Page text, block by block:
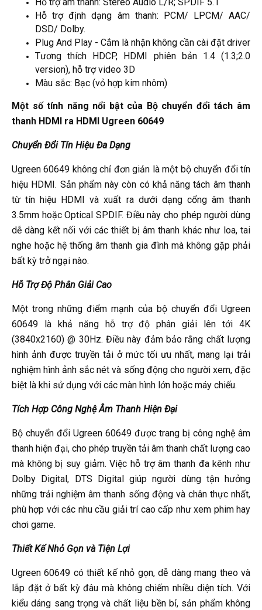
Hỗ trợ định dạng âm thanh: PCM/ LPCM/ AAC/
DSD/ Dolby.
Plug And Play - Cắm là nhận không cần cài đặt driver
Tương thích HDCP, HDMI phiên bản 1.4 (1.3;2.0
version), hỗ trợ video 3D
Màu sắc: Bạc (vỏ hợp kim nhôm)
Một số tính năng nổi bật của Bộ chuyển đổi tách âm
thanh HDMI ra HDMI Ugreen 60649
Chuyển Đổi Tín Hiệu Đa Dạng
Ugreen 60649 không chỉ đơn giản là một bộ chuyển đổi tín
hiệu HDMI. Sản phẩm này còn có khả năng tách âm thanh
từ tín hiệu HDMI và xuất ra dưới dạng cổng âm thanh
3.5mm hoặc Optical SPDIF. Điều này cho phép người dùng
dễ dàng kết nối với các thiết bị âm thanh khác như loa, tai
nghe hoặc hệ thống âm thanh gia đình mà không gặp phải
bất kỳ trở ngại nào.
Hỗ Trợ Độ Phân Giải Cao
Một trong những điểm mạnh của bộ chuyển đổi Ugreen
60649 là khả năng hỗ trợ độ phân giải lên tới 4K
(3840x2160) @ 30Hz. Điều này đảm bảo rằng chất lượng
hình ảnh được truyền tải ở mức tối ưu nhất, mang lại trải
nghiệm hình ảnh sắc nét và sống động cho người xem, đặc
biệt là khi sử dụng với các màn hình lớn hoặc máy chiếu.
Tích Hợp Công Nghệ Âm Thanh Hiện Đại
Bộ chuyển đổi Ugreen 60649 được trang bị công nghệ âm
thanh hiện đại, cho phép truyền tải âm thanh chất lượng cao
mà không bị suy giảm. Việc hỗ trợ âm thanh đa kênh như
Dolby Digital, DTS Digital giúp người dùng tận hưởng
những trải nghiệm âm thanh sống động và chân thực nhất,
phù hợp với các nhu cầu giải trí cao cấp như xem phim hay
chơi game.
Thiết Kế Nhỏ Gọn và Tiện Lợi
Ugreen 60649 có thiết kế nhỏ gọn, dễ dàng mang theo và
lắp đặt ở bất kỳ đâu mà không chiếm nhiều diện tích. Với
kiểu dáng sang trọng và chất liệu bền bỉ, sản phẩm không